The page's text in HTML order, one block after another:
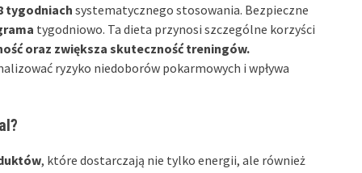
tygodniach systematycznego stosowania. Bezpieczne
tygodniowo. Ta dieta przynosi szczególne korzyści
oraz zwiększa skuteczność treningów.
ryzyko niedoborów pokarmowych i wpływa
, które dostarczają nie tylko energii, ale również